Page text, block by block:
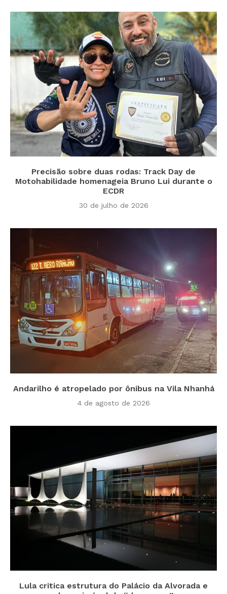
Precisão sobre duas rodas: Track Day de
Motohabilidade homenageia Bruno Lui durante o
ECDR
30 de julho de 2026
Andarilho é atropelado por ônibus na Vila Nhanhá
4 de agosto de 2026
Lula critica estrutura do Palácio da Alvorada e